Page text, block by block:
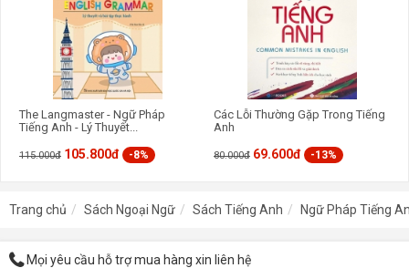
The Langmaster - Ngữ Pháp
Tiếng Anh - Lý Thuyết...
115.000đ 105.800đ -8%
Các Lỗi Thường Gặp Trong Tiếng
Anh
80.000đ 69.600đ -13%
Trang chủ Sách Ngoại Ngữ Sách Tiếng Anh Ngữ Pháp Tiếng
Mọi yêu cầu hỗ trợ mua hàng xin liên hệ